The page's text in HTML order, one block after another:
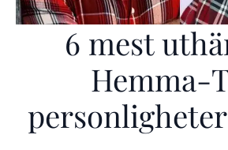
6 mest
Hemma-